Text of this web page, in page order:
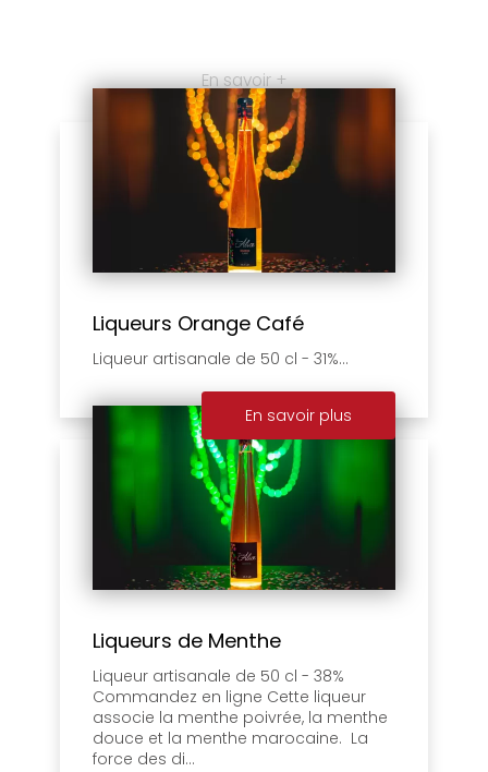
En savoir +
Liqueurs Orange Café
Liqueur artisanale de 50 cl - 31%...
En savoir plus
Liqueurs de Menthe
Liqueur artisanale de 50 cl - 38%
Commandez en ligne Cette liqueur
associe la menthe poivrée, la menthe
douce et la menthe marocaine. La
force des di...